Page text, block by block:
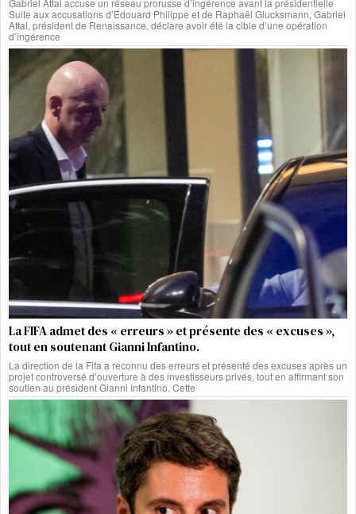
Suite aux accusations d’Édouard Philippe et de Raphaël Glucksmann, Gabriel
Attal, président de Renaissance, déclare avoir été la cible d’une opération
d’ingérence
La FIFA admet des « erreurs » et présente des « excuses »,
tout en soutenant Gianni Infantino.
La direction de la Fifa a reconnu des erreurs et présenté des excuses après un
projet controversé d’ouverture à des investisseurs privés, tout en affirmant son
soutien au président Gianni Infantino. Cette